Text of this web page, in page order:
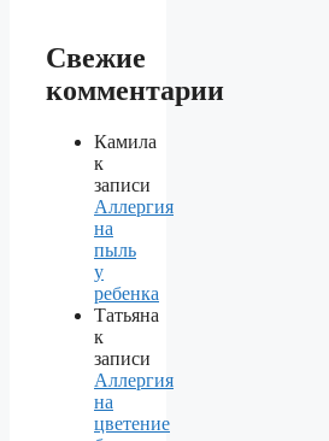
Свежие
комментарии
Камила
к
записи
Аллергия
на
пыль
у
ребенка
Татьяна
к
записи
Аллергия
на
цветение